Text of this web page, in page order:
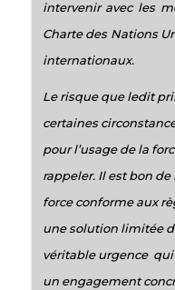
intervenir avec les
Charte des Nations
internationaux.
Le risque que ledit
certaines
pour l’usage de la
rappeler. Il est bon
force conforme aux
une solution limitée
véritable urgence
un engagement